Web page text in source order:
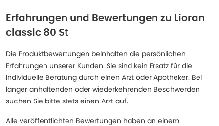
Erfahrungen und Bewertungen zu Lioran
classic 80 St
Die Produktbewertungen beinhalten die persönlichen
Erfahrungen unserer Kunden. Sie sind kein Ersatz für die
individuelle Beratung durch einen Arzt oder Apotheker. Bei
länger anhaltenden oder wiederkehrenden Beschwerden
suchen Sie bitte stets einen Arzt auf.
Alle veröffentlichten Bewertungen haben an einem